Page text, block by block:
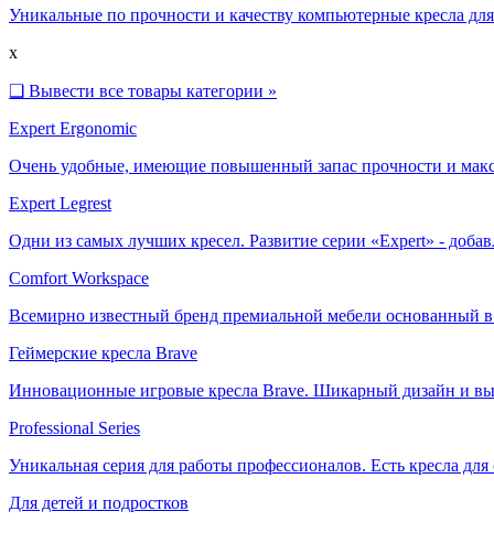
Уникальные по прочности и качеству компьютерные кресла
x
❑ Вывести все товары категории »
Expert Ergonomic
Очень удобные, имеющие повышенный запас прочности и
Expert Legrest
Одни из самых лучших кресел. Развитие серии «Expert» -
Comfort Workspace
Всемирно известный бренд премиальной мебели основанный
Геймерские кресла Brave
Инновационные игровые кресла Brave. Шикарный дизайн и
Professional Series
Уникальная серия для работы профессионалов. Есть кресла
Для детей и подростков